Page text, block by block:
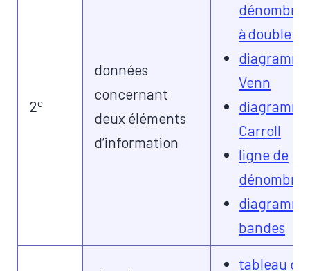
2e
données
concernant
deux éléments
d’information
à double
Venn
Carroll
ligne de
bandes
​tableau de